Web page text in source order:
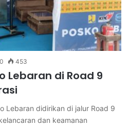
0 453
Lebaran di Road 9
Lebaran didirikan di jalur Road 9
dan keamanan